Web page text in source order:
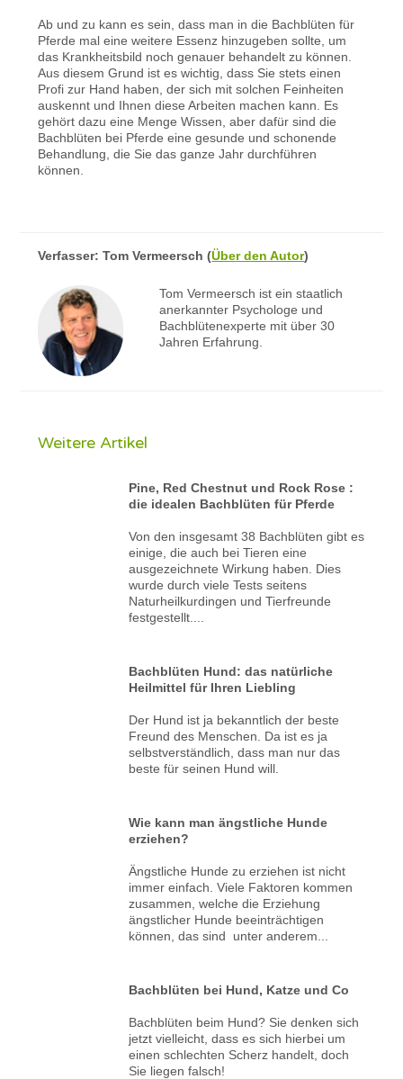
Ab und zu kann es sein, dass man in die Bachblüten für
Pferde mal eine weitere Essenz hinzugeben sollte, um
das Krankheitsbild noch genauer behandelt zu können.
Aus diesem Grund ist es wichtig, dass Sie stets einen
Profi zur Hand haben, der sich mit solchen Feinheiten
auskennt und Ihnen diese Arbeiten machen kann. Es
gehört dazu eine Menge Wissen, aber dafür sind die
Bachblüten bei Pferde eine gesunde und schonende
Behandlung, die Sie das ganze Jahr durchführen
können.
Verfasser:Tom Vermeersch (Über den Autor)
Tom Vermeersch ist ein staatlich
anerkannter Psychologe und
Bachblütenexperte mit über 30
Jahren Erfahrung.
Weitere Artikel
Pine, Red Chestnut und Rock Rose :
die idealen Bachblüten für Pferde
Von den insgesamt 38 Bachblüten gibt es
einige, die auch bei Tieren eine
ausgezeichnete Wirkung haben. Dies
wurde durch viele Tests seitens
Naturheilkurdingen und Tierfreunde
festgestellt....
Bachblüten Hund: das natürliche
Heilmittel für Ihren Liebling
Der Hund ist ja bekanntlich der beste
Freund des Menschen. Da ist es ja
selbstverständlich, dass man nur das
beste für seinen Hund will.
Wie kann man ängstliche Hunde
erziehen?
Ängstliche Hunde zu erziehen ist nicht
immer einfach. Viele Faktoren kommen
zusammen, welche die Erziehung
ängstlicher Hunde beeinträchtigen
können, das sind unter anderem...
Bachblüten bei Hund, Katze und Co
Bachblüten beim Hund? Sie denken sich
jetzt vielleicht, dass es sich hierbei um
einen schlechten Scherz handelt, doch
Sie liegen falsch!